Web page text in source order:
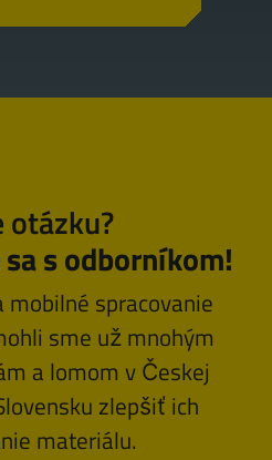
otázku?
s odborníkom!
mobilné spracovanie
sme už mnohým
a lomom v Českej
zlepšiť ich
materiálu.